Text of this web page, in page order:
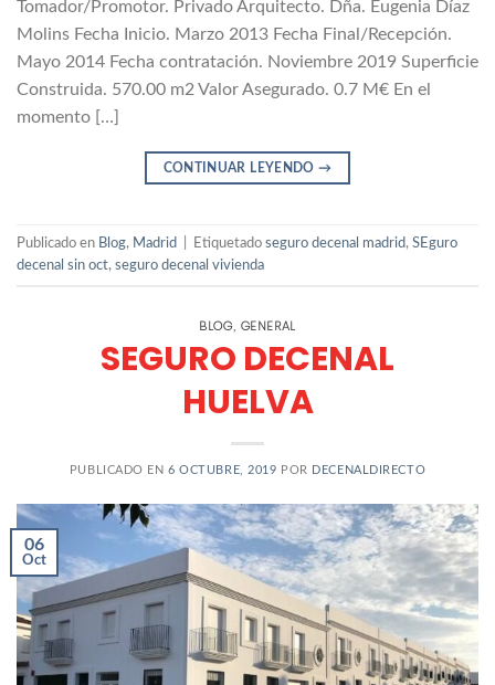
Tomador/Promotor. Privado Arquitecto. Dña. Eugenia Díaz
Molins Fecha Inicio. Marzo 2013 Fecha Final/Recepción.
Mayo 2014 Fecha contratación. Noviembre 2019 Superficie
Construida. 570.00 m2 Valor Asegurado. 0.7 M€ En el
momento […]
CONTINUAR LEYENDO→
Publicado en Blog, Madrid Etiquetado seguro decenal madrid, SEguro
decenal sin oct, seguro decenal vivienda
BLOG, GENERAL
SEGURO DECENAL
HUELVA
PUBLICADO EN6 OCTUBRE, 2019 POR DECENALDIRECTO
06
Oct